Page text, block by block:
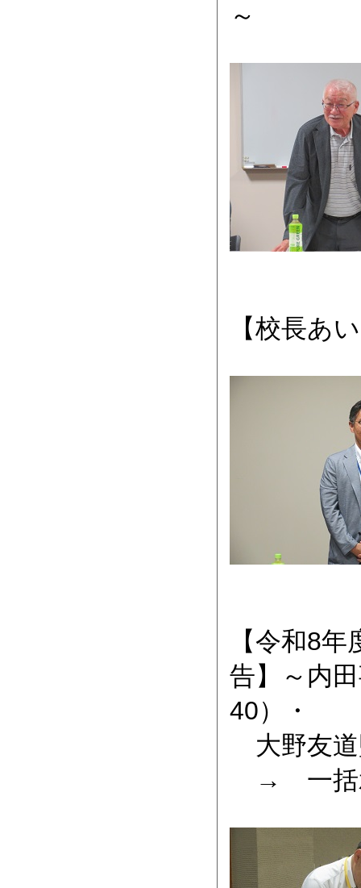
～
【校長あ
【令和8
告】～内
40）・
大野友道
→ 一括